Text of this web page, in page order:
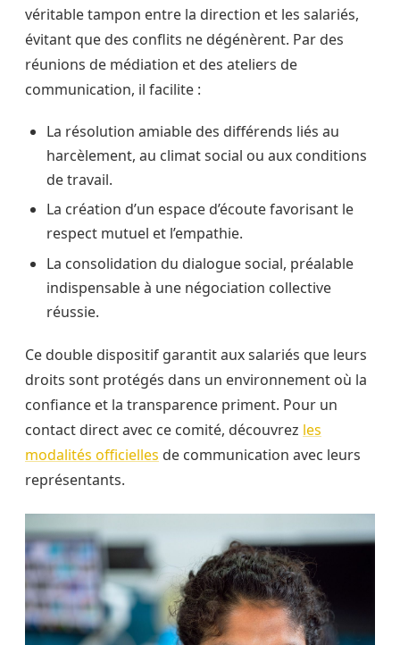
véritable tampon entre la direction et les salariés,
évitant que des conflits ne dégénèrent. Par des
réunions de médiation et des ateliers de
communication, il facilite :
La résolution amiable des différends liés au
harcèlement, au climat social ou aux conditions
de travail.
La création d’un espace d’écoute favorisant le
respect mutuel et l’empathie.
La consolidation du dialogue social, préalable
indispensable à une négociation collective
réussie.
Ce double dispositif garantit aux salariés que leurs
droits sont protégés dans un environnement où la
confiance et la transparence priment. Pour un
contact direct avec ce comité, découvrez les
modalités officielles de communication avec leurs
représentants.